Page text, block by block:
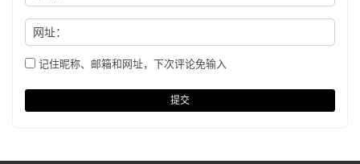
网址：
记住昵称、邮箱和网址，下次评论免输入
提交